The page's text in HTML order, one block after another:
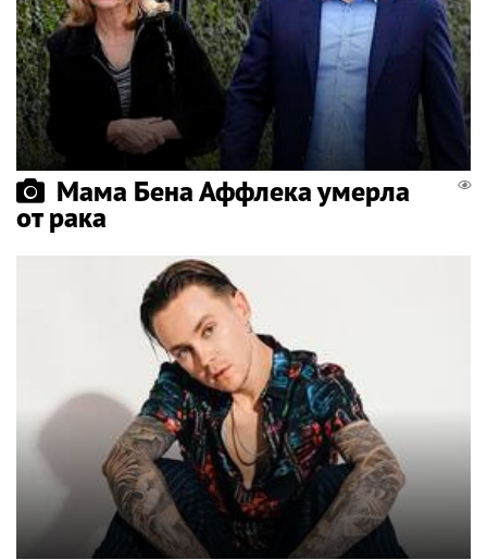
Мама Бена Аффлека умерла
от рака